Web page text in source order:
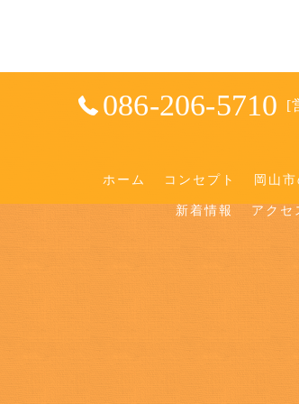
086-206-5710 [
ホーム コンセプト 岡山
新着情報 アクセ